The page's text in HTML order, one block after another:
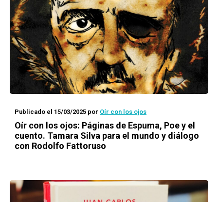
Publicado el 15/03/2025 por Oír con los ojos
Oír con los ojos: Páginas de Espuma, Poe y el
cuento. Tamara Silva para el mundo y diálogo
con Rodolfo Fattoruso